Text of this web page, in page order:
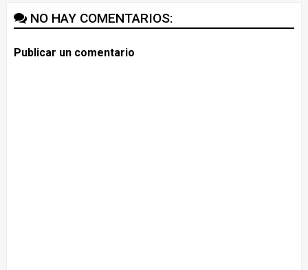
NO HAY COMENTARIOS:
Publicar un comentario